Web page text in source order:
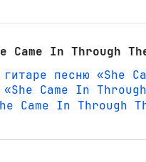
Came In Through
песню «She
«She Came In
Came In Through